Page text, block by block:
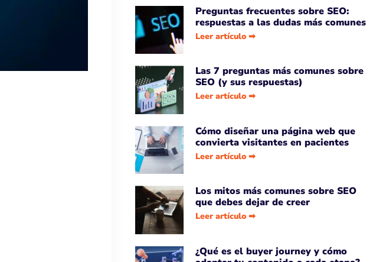
Preguntas frecuentes sobre SEO:
respuestas a las dudas más comunes
Leer artículo ➡
Las 7 preguntas más comunes sobre
SEO (y sus respuestas)
Leer artículo ➡
Cómo diseñar una página web que
convierta visitantes en pacientes
Leer artículo ➡
Los mitos más comunes sobre SEO
que debes dejar de creer
Leer artículo ➡
¿Qué es el buyer journey y cómo